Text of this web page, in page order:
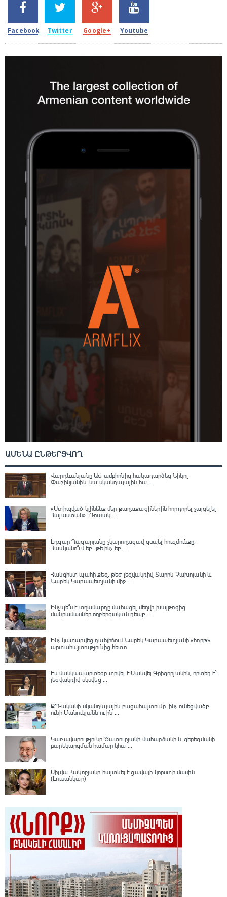
2k
SHARES
Facebook
1.5k
TWEETS
Twitter
203
SHARES
Google+
620
SHARES
Youtube
ԱՄԵՆԱ ԸՆԹԵՐՑՎՈՂ
Վարդևանյանը ԱԺ ամբիոնից հակադարձեց Նիկոլ
Փաշինյանին․ նա սկանդալային հա ...
«Ստիպված կլինենք մեր քաղաքացիներին հորդորել չայցելել
Հայաստան»․ Ռուսակ ...
Էդգար Ղազարյանը չկարողացավ զսպել հուզմունքը.
Հասկանո՞ւմ եք, թե ինչ եք ...
Հանգիստ պահի քեզ. թեժ լեզվակռիվ Տարոն Չախոյանի և
Նարեկ Կարապետյանի միջ ...
Ինչպե՞ս է տղամարդը մահացել մեղվի խայթոցից.
մանրամասներ ողբերգական դեպք ...
Ինչ կատարվեց դահլիճում Նարեկ Կարապետյանի «հորթ»
արտահայտությունից հետո
Էս մանկապարտեզը տրվել է Մանվել Գրիգորյանին, որտեղ է՞․
լեզվակռիվ սկսվեց ...
ՔՊ-ականի սկանդալային բացահայտումը․ ինչ ունեցվածք
ունի Մանուկյանն ու ին ...
Կառավարությունը Ծատուրյանի մահարձանի և գերեզմանի
բարեկարգման համար կհա ...
Սիլվա Հակոբյանը հայտնել է ցավալի կորստի մասին
(Լուսանկար)